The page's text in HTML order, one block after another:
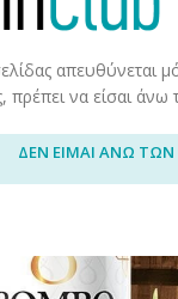
απευθύνεται
πρέπει να είσαι άνω
ΔΕΝ ΕΙΜΑΙ ΑΝΩ ΤΩΝ